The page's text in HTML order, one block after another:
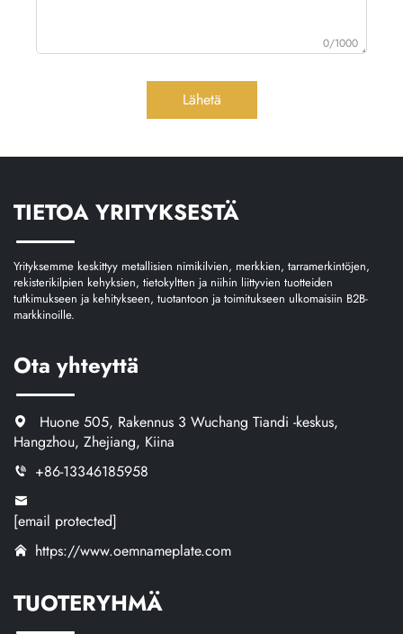
0/1000
Lähetä
TIETOA YRITYKSESTÄ
Yrityksemme keskittyy metallisien nimikilvien, merkkien, tarramerkintöjen,
rekisterikilpien kehyksien, tietokyltten ja niihin liittyvien tuotteiden
tutkimukseen ja kehitykseen, tuotantoon ja toimitukseen ulkomaisiin B2B-
markkinoille.
Ota yhteyttä
Huone 505, Rakennus 3 Wuchang Tiandi -keskus,
Hangzhou, Zhejiang, Kiina
+86-13346185958
[email protected]
https://www.oemnameplate.com
TUOTERYHMÄ